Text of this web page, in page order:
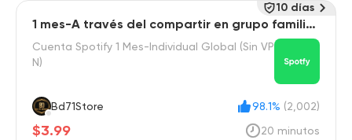
1 mes-A través del compartir en grupo familiar
-Individual
Cuenta Spotify 1 Mes-Individual Global (Sin VP
N)
Bd71Store 98.1% (2,002)
$3.99 20 minutos
10 días